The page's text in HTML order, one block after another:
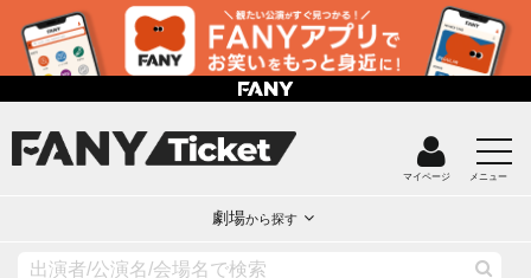
マイページ メニュー
劇場から探す